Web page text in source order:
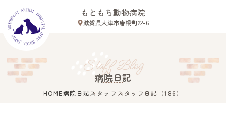
もともち動物病院
滋賀県大津市唐橋町22-6
滋賀県大津市唐橋町22-6
Staff Blog
病院日記
HOME病院日記スタッフ スタッフ日記（186）